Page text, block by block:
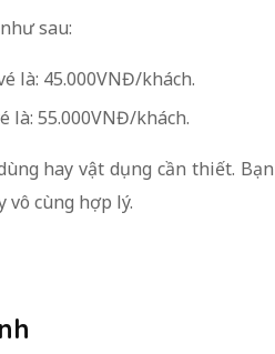
sau:
là: 45.000VNĐ/khách.
là: 55.000VNĐ/khách.
hay vật dụng cần thiết. Bạn
vô cùng hợp lý.